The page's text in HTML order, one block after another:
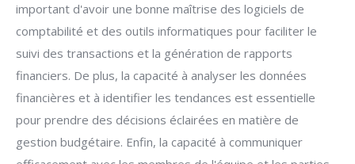
important d'avoir une bonne maîtrise des logiciels de
comptabilité et des outils informatiques pour faciliter le
suivi des transactions et la génération de rapports
financiers. De plus, la capacité à analyser les données
financières et à identifier les tendances est essentielle
pour prendre des décisions éclairées en matière de
gestion budgétaire. Enfin, la capacité à communiquer